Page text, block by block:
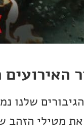
האירועים
שלנו
מטילי הזהב